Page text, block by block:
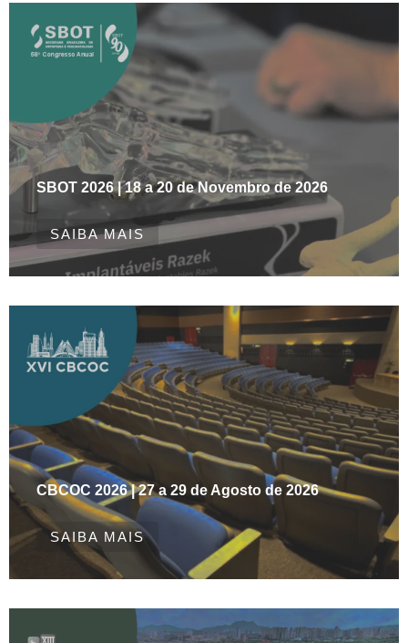
SBOT 2026 | 18 a 20 de Novembro de 2026
SAIBA MAIS
CBCOC 2026 | 27 a 29 de Agosto de 2026
SAIBA MAIS